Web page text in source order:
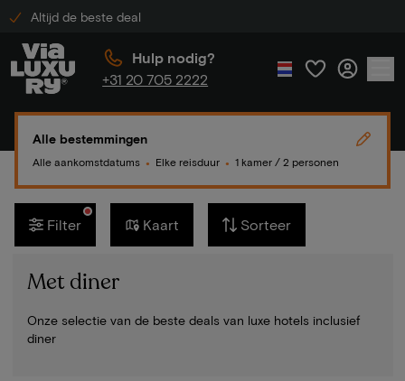
Altijd de beste deal
Hulp nodig?
+31 20 705 2222
Alle bestemmingen
Alle aankomstdatums ● Elke reisduur ● 1 kamer / 2 personen
Filter Kaart Sorteer
Met diner
Onze selectie van de beste deals van luxe hotels inclusief
diner